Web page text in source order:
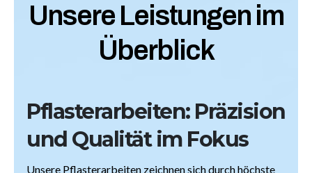
Unsere Leistungen im
Überblick
Pflasterarbeiten: Präzision
und Qualität im Fokus
Unsere Pflasterarbeiten zeichnen sich durch höchste